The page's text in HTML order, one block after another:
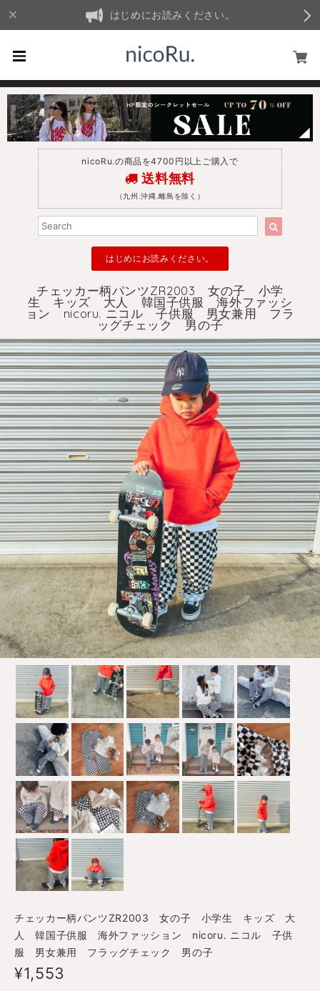
はじめにお読みください。
nicoRu.の商品を4700円以上ご購入で
送料無料
（九州.沖縄.離島を除く）
はじめにお読みください。
チェッカー柄パンツZR2003 女の子 小学
生 キッズ 大人 韓国子供服 海外ファッシ
ョン nicoru. ニコル 子供服 男女兼用 フラ
ッグチェック 男の子
チェッカー柄パンツZR2003 女の子 小学生 キッズ 大
人 韓国子供服 海外ファッション nicoru. ニコル 子供
服 男女兼用 フラッグチェック 男の子
¥1,553